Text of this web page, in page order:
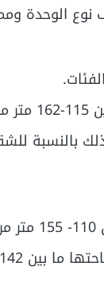
الوحدة
مرحلة روز تتراوح مساحتها ما بين 132-140 متر